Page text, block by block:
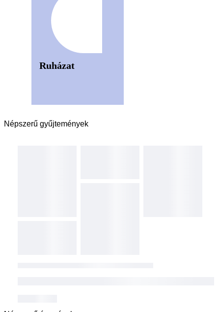
Ruházat
Népszerű gyűjtemények